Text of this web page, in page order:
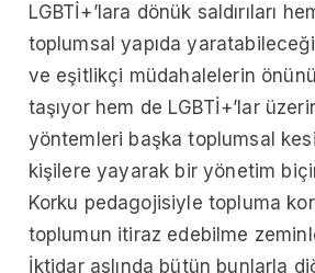
LGBTİ+’lara dönük saldırıları
toplumsal yapıda
ve eşitlikçi müdahalelerin
taşıyor hem de LGBTİ+’lar
yöntemleri başka toplumsal
kişilere yayarak bir yönetim
Korku pedagojisiyle topluma
toplumun itiraz edebilme
İktidar aslında bütün bunlarla